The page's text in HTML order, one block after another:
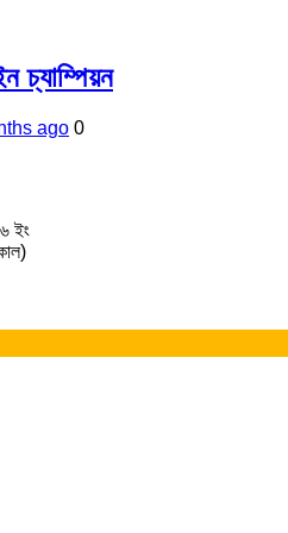
চ্যাম্পিয়ন
ago 0
ইং